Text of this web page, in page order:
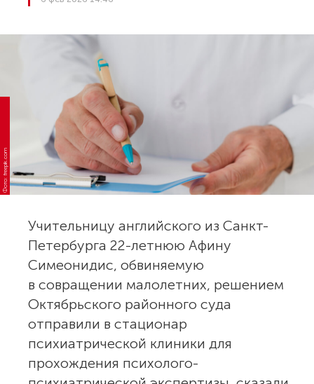
Фото: freepik.com
Учительницу английского из Санкт-
Петербурга 22-летнюю Афину
Симеонидис, обвиняемую
в совращении малолетних, решением
Октябрьского районного суда
отправили в стационар
психиатрической клиники для
прохождения психолого-